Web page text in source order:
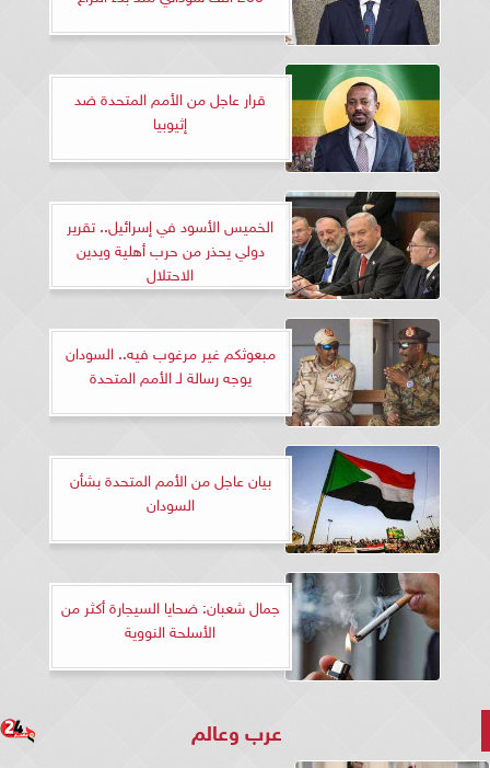
قرار عاجل من الأمم المتحدة ضد
إثيوبيا
الخميس الأسود في إسرائيل.. تقرير
دولي يحذر من حرب أهلية ويدين
الاحتلال
مبعوثكم غير مرغوب فيه.. السودان
يوجه رسالة لـ الأمم المتحدة
بيان عاجل من الأمم المتحدة بشأن
السودان
جمال شعبان: ضحايا السيجارة أكثر من
الأسلحة النووية
عرب وعالم